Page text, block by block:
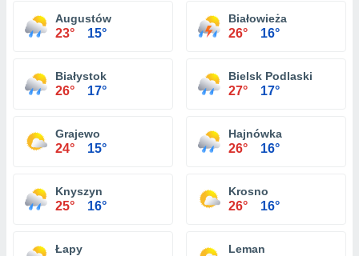
Augustów
23° 15°
Białowieża
26° 16°
Białystok
26° 17°
Bielsk Podlaski
27° 17°
Grajewo
24° 15°
Hajnówka
26° 16°
Knyszyn
25° 16°
Krosno
26° 16°
Łapy Leman